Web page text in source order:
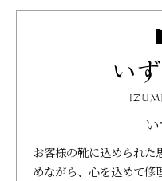
お客様の靴に込められた
めながら、心を込めて修